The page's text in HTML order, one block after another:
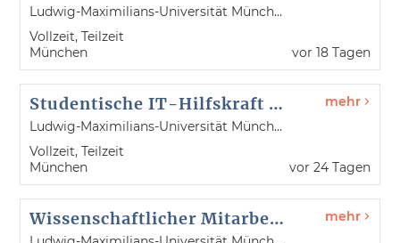
Ludwig-Maximilians-Universität München
Vollzeit, Teilzeit
München
vor 18 Tagen
Studentische IT-Hilfskraft (m/w/d)
Ludwig-Maximilians-Universität München
Vollzeit, Teilzeit
München
mehr
vor 24 Tagen
Wissenschaftlicher Mitarbeiter / Wissenschaftliche Mitarbeiterin zur Untersuchung der glialen Reaktivität im Kontext von Hirnverletzungen und neuroonkologischen Erkrankungen (m/w/d) mehr